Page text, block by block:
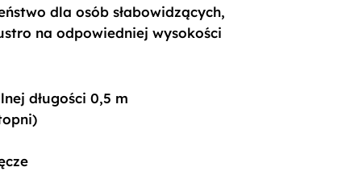
dla osób słabowidzących,
na odpowiedniej wysokości
długości 0,5 m